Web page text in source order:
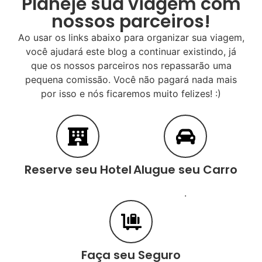
nossos parceiros!
Ao usar os links abaixo para organizar sua viagem,
você ajudará este blog a continuar existindo, já
que os nossos parceiros nos repassarão uma
pequena comissão. Você não pagará nada mais
por isso e nós ficaremos muito felizes! :)
Reserve seu HotelAlugue seu Carro
.
Faça seu Seguro